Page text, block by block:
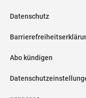
Datenschutz
Abo kündigen